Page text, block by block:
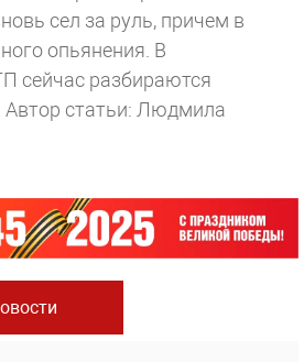
сел за руль, причем в
опьянения. В
сейчас разбираются
Автор статьи: Людмила